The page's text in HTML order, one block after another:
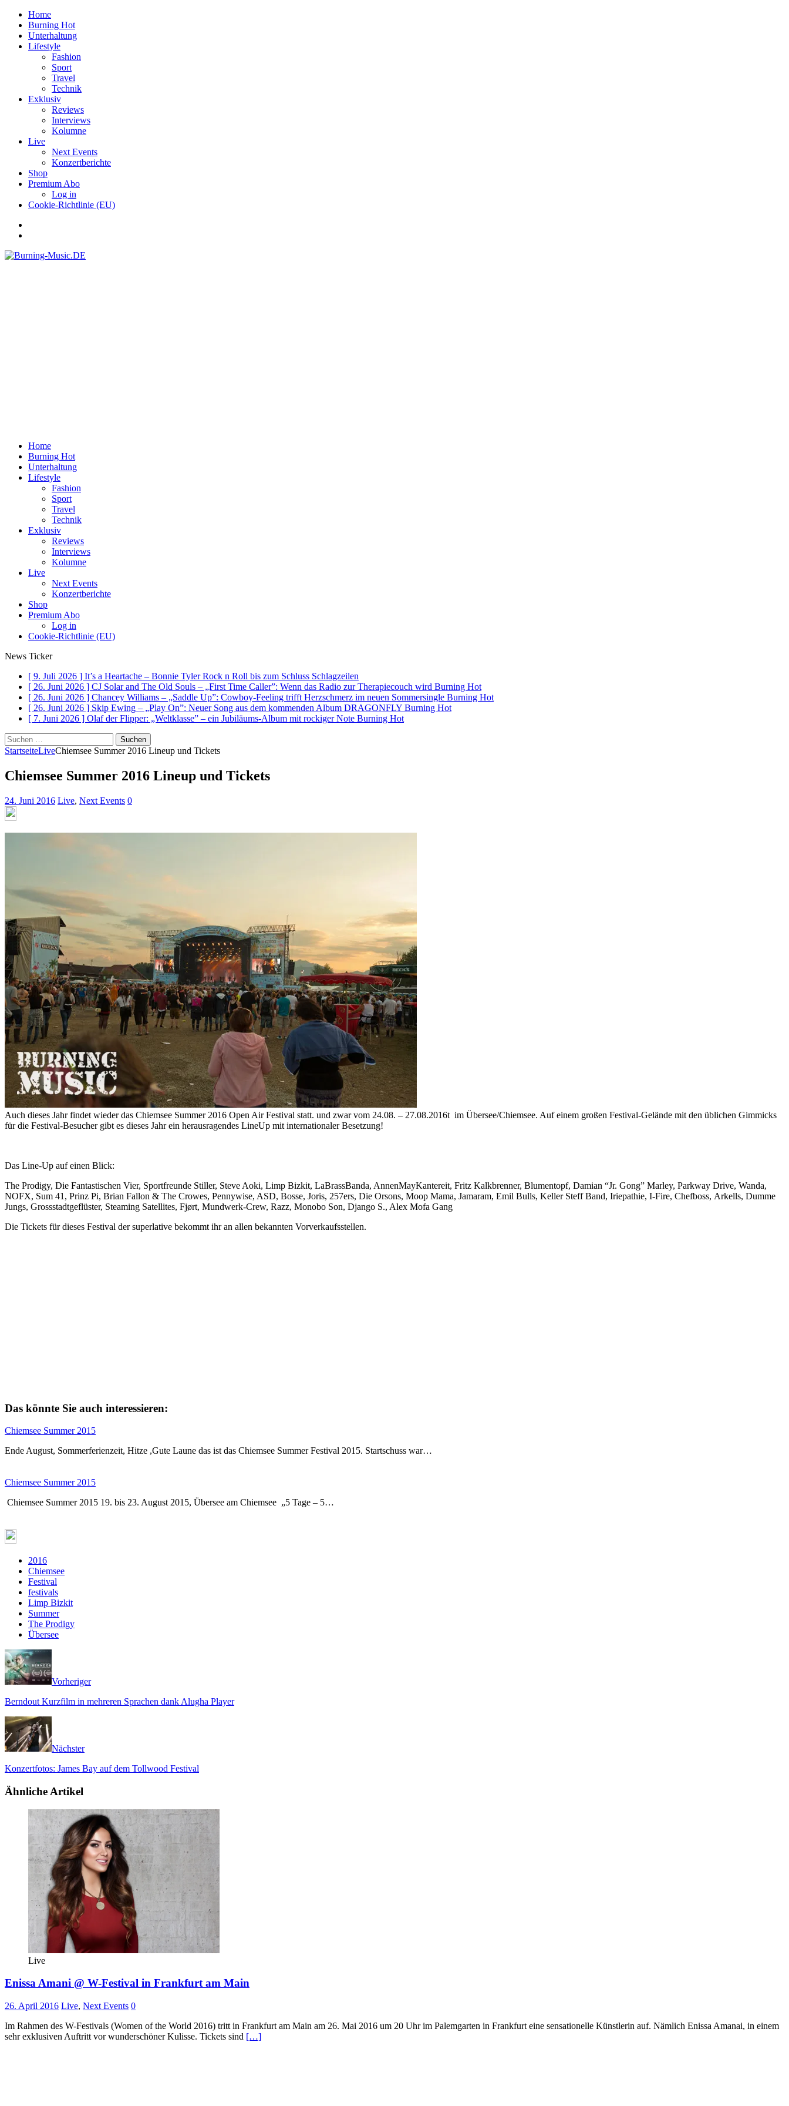
Home
Burning Hot
Unterhaltung
Lifestyle
Fashion
Sport
Travel
Technik
Exklusiv
Reviews
Interviews
Kolumne
Live
Next Events
Konzertberichte
Shop
Premium Abo
Log in
Cookie-Richtlinie (EU)
Home
Burning Hot
Unterhaltung
Lifestyle
Fashion
Sport
Travel
Technik
Exklusiv
Reviews
Interviews
Kolumne
Live
Next Events
Konzertberichte
Shop
Premium Abo
Log in
Cookie-Richtlinie (EU)
News Ticker
[ 9. Juli 2026 ] It’s a Heartache – Bonnie Tyler Rock n Roll bis zum Schluss Schlagzeilen
[ 26. Juni 2026 ] CJ Solar and The Old Souls – „First Time Caller”: Wenn das Radio zur Therapiecouch wird Burning Hot
[ 26. Juni 2026 ] Chancey Williams – „Saddle Up”: Cowboy-Feeling trifft Herzschmerz im neuen Sommersingle Burning Hot
[ 26. Juni 2026 ] Skip Ewing – „Play On”: Neuer Song aus dem kommenden Album DRAGONFLY Burning Hot
[ 7. Juni 2026 ] Olaf der Flipper: „Weltklasse” – ein Jubiläums-Album mit rockiger Note Burning Hot
Suchen
nach:
StartseiteLiveChiemsee Summer 2016 Lineup und Tickets
Chiemsee Summer 2016 Lineup und Tickets
24. Juni 2016 Live, Next Events 0
Auch dieses Jahr findet wieder das Chiemsee Summer 2016 Open Air Festival statt. und zwar vom 24.08. – 27.08.2016t im Übersee/Chiemsee. Auf einem großen Festival-Gelände mit den üblichen Gimmicks
für die Festival-Besucher gibt es dieses Jahr ein herausragendes LineUp mit internationaler Besetzung!
Das Line-Up auf einen Blick:
The Prodigy, Die Fantastischen Vier, Sportfreunde Stiller, Steve Aoki, Limp Bizkit, LaBrassBanda, AnnenMayKantereit, Fritz Kalkbrenner, Blumentopf, Damian “Jr. Gong” Marley, Parkway Drive, Wanda,
NOFX, Sum 41, Prinz Pi, Brian Fallon & The Crowes, Pennywise, ASD, Bosse, Joris, 257ers, Die Orsons, Moop Mama, Jamaram, Emil Bulls, Keller Steff Band, Iriepathie, I-Fire, Chefboss, Arkells, Dumme
Jungs, Grossstadtgeflüster, Steaming Satellites, Fjørt, Mundwerk-Crew, Razz, Monobo Son, Django S., Alex Mofa Gang
Die Tickets für dieses Festival der superlative bekommt ihr an allen bekannten Vorverkaufsstellen.
Das könnte Sie auch interessieren:
Chiemsee Summer 2015
Ende August, Sommerferienzeit, Hitze ,Gute Laune das ist das Chiemsee Summer Festival 2015. Startschuss war…
Chiemsee Summer 2015
Chiemsee Summer 2015 19. bis 23. August 2015, Übersee am Chiemsee „5 Tage – 5…
2016
Chiemsee
Festival
festivals
Limp Bizkit
Summer
The Prodigy
Übersee
Vorheriger
Berndout Kurzfilm in mehreren Sprachen dank Alugha Player
Nächster
Konzertfotos: James Bay auf dem Tollwood Festival
Ähnliche Artikel
Live
Enissa Amani @ W-Festival in Frankfurt am Main
26. April 2016 Live, Next Events 0
Im Rahmen des W-Festivals (Women of the World 2016) tritt in Frankfurt am Main am 26. Mai 2016 um 20 Uhr im Palemgarten in Frankfurt eine sensationelle Künstlerin auf. Nämlich Enissa Amanai, in einem
sehr exklusiven Auftritt vor wunderschöner Kulisse. Tickets sind […]